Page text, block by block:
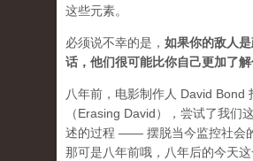
这些元素。
必须说不幸的是， 如果你的敌人
话，他们很可能比你自己更加了解
八年前，电影制作人 David Bond
（Erasing David），尝试了我们
述的过程 —— 摆脱当今监控社会
那可是八年前哦，八年后的今天